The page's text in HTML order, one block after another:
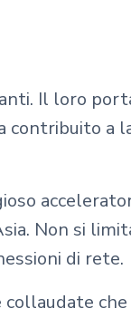
Il loro
contribuito a
Non si
di rete.